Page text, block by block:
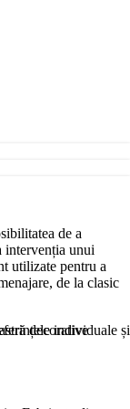
de a
intervenția unui
decorative
utilizate pentru a
de la clasic
individuale și